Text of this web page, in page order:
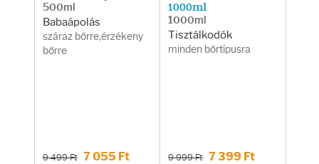
500ml
Babaápolás
száraz bőrre,érzékeny
bőrre
9 499 Ft 7 055 Ft
1000ml
1000ml
Tisztálkodók
minden bőrtípusra
9 999 Ft 7 399 Ft